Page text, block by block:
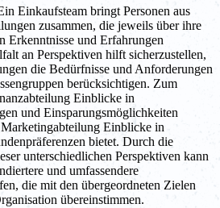
Einkaufsteam bringt Personen aus
zusammen, die jeweils über ihre
Erkenntnisse und Erfahrungen
an Perspektiven hilft sicherzustellen,
die Bedürfnisse und Anforderungen
berücksichtigen. Zum
Einblicke in
und Einsparungsmöglichkeiten
Einblicke in
bietet. Durch die
unterschiedlichen Perspektiven kann
und umfassendere
die mit den übergeordneten Zielen
übereinstimmen.